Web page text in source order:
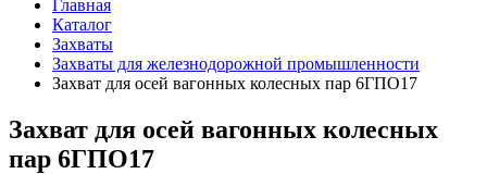
Главная
Каталог
Захваты
Захваты для железнодорожной промышленности
Захват для осей вагонных колесных пар 6ГПО17
Захват для осей вагонных колесных
пар 6ГПО17